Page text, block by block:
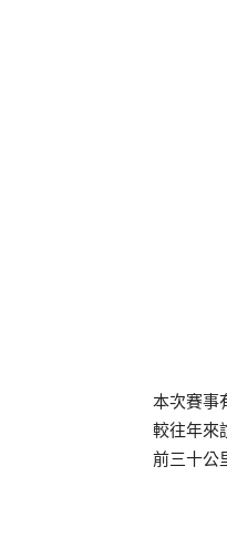
本次賽事
較往年來
前三十公